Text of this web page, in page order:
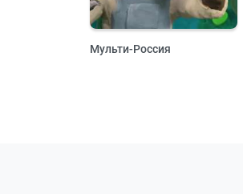
Мульти-Россия